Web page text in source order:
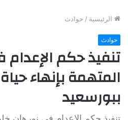
الرئيسية / حوادث
حوادث
تنفيذ حكم
المتهمة بإنهاء
ببورسعيد